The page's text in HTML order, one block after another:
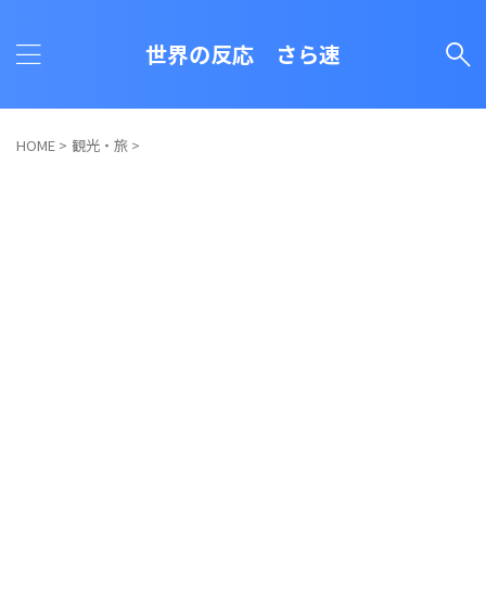
世界の反応 さら速
HOME > 観光・旅 >